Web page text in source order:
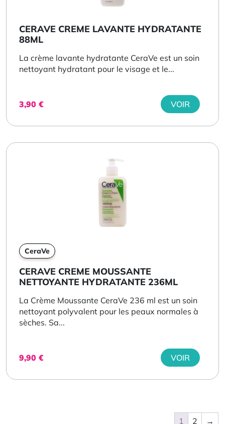
CERAVE CREME LAVANTE HYDRATANTE
88ML
La crème lavante hydratante CeraVe est un soin
nettoyant hydratant pour le visage et le...
3,90 € VOIR
CeraVe
CERAVE CREME MOUSSANTE
NETTOYANTE HYDRATANTE 236ML
La Crème Moussante CeraVe 236 ml est un soin
nettoyant polyvalent pour les peaux normales à
sèches. Sa...
9,90 € VOIR
1 2 →